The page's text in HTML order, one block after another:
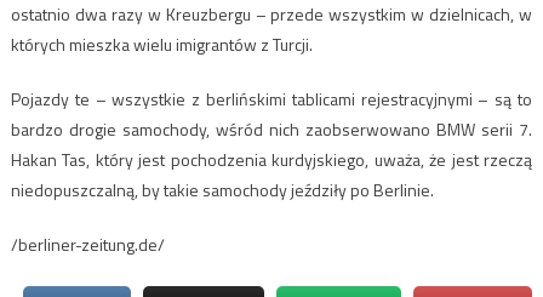
ostatnio dwa razy w Kreuzbergu – przede wszystkim w dzielnicach, w
których mieszka wielu imigrantów z Turcji.
Pojazdy te – wszystkie z berlińskimi tablicami rejestracyjnymi – są to
bardzo drogie samochody, wśród nich zaobserwowano BMW serii 7.
Hakan Tas, który jest pochodzenia kurdyjskiego, uważa, że jest rzeczą
niedopuszczalną, by takie samochody jeździły po Berlinie.
/berliner-zeitung.de/